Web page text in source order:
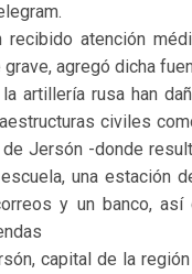
recibido atención
agregó dicha
artillería rusa han
civiles
Jersón -donde
una estación
y un banco, así
capital de la